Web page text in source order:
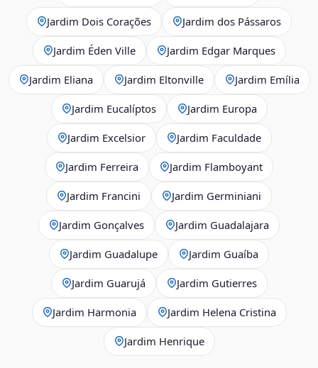
Jardim Dois Corações Jardim dos Pássaros
Jardim Éden Ville Jardim Edgar Marques
Jardim Eliana Jardim Eltonville Jardim Emília
Jardim Eucalíptos Jardim Europa
Jardim Excelsior Jardim Faculdade
Jardim Ferreira Jardim Flamboyant
Jardim Francini Jardim Germiniani
Jardim Gonçalves Jardim Guadalajara
Jardim Guadalupe Jardim Guaíba
Jardim Guarujá Jardim Gutierres
Jardim Harmonia Jardim Helena Cristina
Jardim Henrique